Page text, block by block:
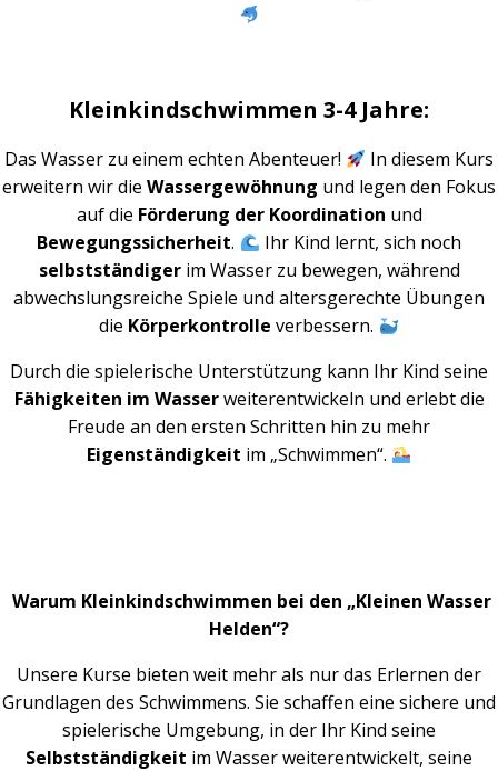
Kleinkindschwimmen 3-4 Jahre:
Das Wasser zu einem echten Abenteuer!
In diesem Kurs
erweitern wir die Wassergewöhnung und legen den Fokus
auf die Förderung der Koordination und
Bewegungssicherheit.
Ihr Kind lernt, sich noch
selbstständigerim Wasser zu bewegen, während
abwechslungsreiche Spiele und altersgerechte Übungen
die Körperkontrolle verbessern.
Durch die spielerische Unterstützung kann Ihr Kind seine
Fähigkeiten im Wasserweiterentwickeln und erlebt die
Freude an den ersten Schritten hin zu mehr
Eigenständigkeit im „Schwimmen“.
Warum Kleinkindschwimmen bei den „Kleinen Wasser
Helden“?
Unsere Kurse bieten weit mehr als nur das Erlernen der
Grundlagen des Schwimmens. Sie schaffen eine sichere und
spielerische Umgebung, in der Ihr Kind seine
Selbstständigkeit im Wasser weiterentwickelt, seine